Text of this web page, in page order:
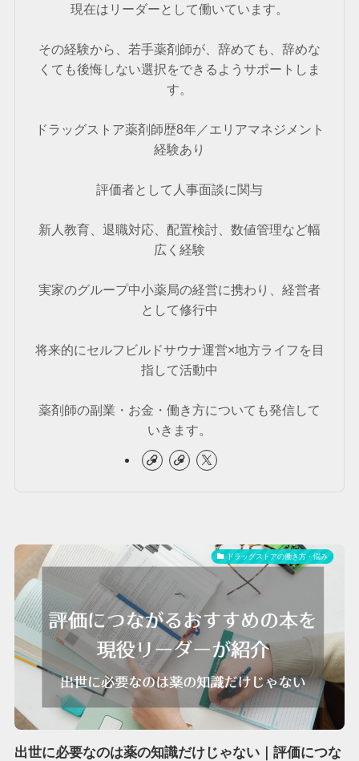
現在はリーダーとして働いています。
その経験から、若手薬剤師が、辞めても、辞めな
くても後悔しない選択をできるようサポートしま
す。
ドラッグストア薬剤師歴8年／エリアマネジメント
経験あり
評価者として人事面談に関与
新人教育、退職対応、配置検討、数値管理など幅
広く経験
実家のグループ中小薬局の経営に携わり、経営者
として修行中
将来的にセルフビルドサウナ運営×地方ライフを目
指して活動中
薬剤師の副業・お金・働き方についても発信して
いきます。
ドラッグストアの働き方・悩み
出世に必要なのは薬の知識だけじゃない｜評価につな